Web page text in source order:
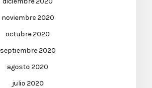
noviembre 2020
octubre 2020
septiembre 2020
agosto 2020
julio 2020